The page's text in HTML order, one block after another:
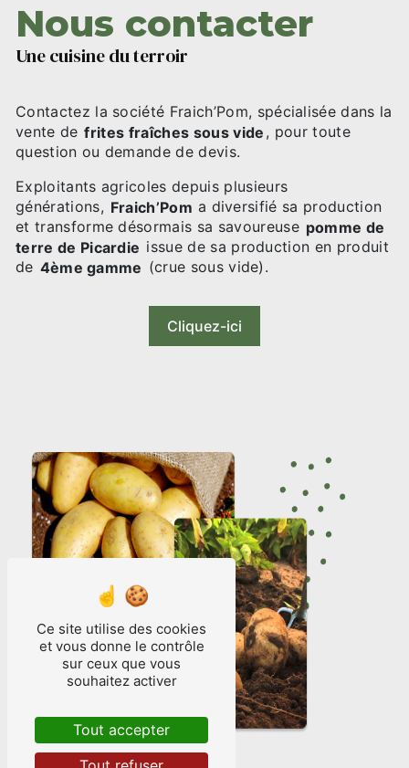
Nous contacter
Une cuisine du terroir
Contactez la société Fraich’Pom, spécialisée dans la
vente de frites fraîches sous vide , pour toute
question ou demande de devis.
Exploitants agricoles depuis plusieurs
générations, Fraich’Pom a diversifié sa production
et transforme désormais sa savoureuse pomme de
terre de Picardie issue de sa production en produit
de 4ème gamme (crue sous vide).
Cliquez-ici
Ce site utilise des cookies
et vous donne le contrôle
sur ceux que vous
souhaitez activer
Tout accepter